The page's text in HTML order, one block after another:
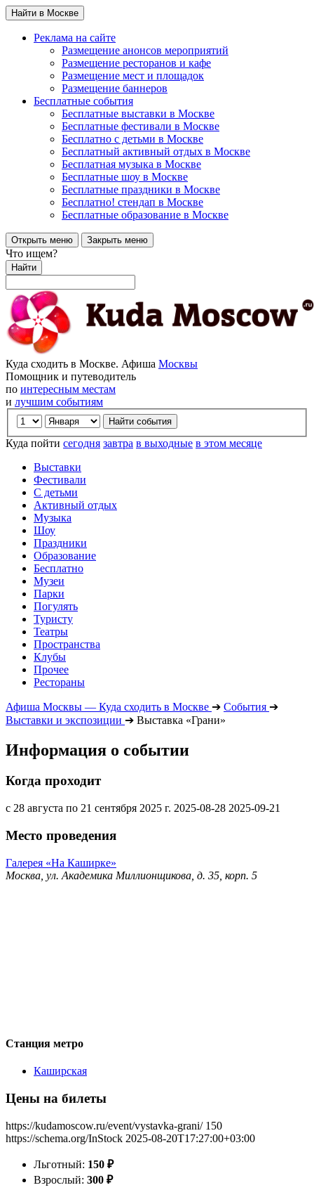
Найти в Москве
Реклама на сайте
Размещение анонсов мероприятий
Размещение ресторанов и кафе
Размещение мест и площадок
Размещение баннеров
Бесплатные события
Бесплатные выставки в Москве
Бесплатные фестивали в Москве
Бесплатно с детьми в Москве
Бесплатный активный отдых в Москве
Бесплатная музыка в Москве
Бесплатные шоу в Москве
Бесплатные праздники в Москве
Бесплатно! стендап в Москве
Бесплатные образование в Москве
Открыть меню Закрыть меню
Что ищем?
Найти
Куда сходить в Москве. Афиша Москвы
Помощник и путеводитель
по интересным местам
и лучшим событиям
Куда пойти сегодня завтра в выходные в этом месяце
Выставки
Фестивали
С детьми
Активный отдых
Музыка
Шоу
Праздники
Образование
Бесплатно
Музеи
Парки
Погулять
Туристу
Театры
Пространства
Клубы
Прочее
Рестораны
Афиша Москвы — Куда сходить в Москве ➔ События ➔
Выставки и экспозиции ➔ Выставка «Грани»
Информация о событии
Когда проходит
с 28 августа по 21 сентября 2025 г. 2025-08-28 2025-09-21
Место проведения
Галерея «На Каширке»
Москва, ул. Академика Миллионщикова, д. 35, корп. 5
Станция метро
Каширская
Цены на билеты
https://kudamoscow.ru/event/vystavka-grani/ 150
https://schema.org/InStock 2025-08-20T17:27:00+03:00
Льготный: 150 ₽
Взрослый: 300 ₽